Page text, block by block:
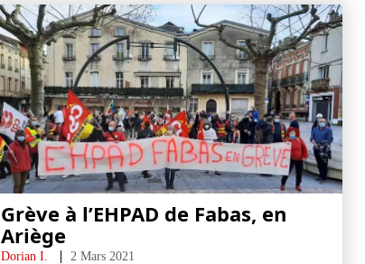
Grève à l’EHPAD de Fabas, en
Ariège
Dorian I. 2 Mars 2021